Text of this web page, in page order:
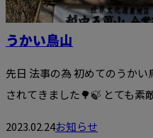
うかい鳥山
先日 法事の為 初めてのうか
されてきました🌳🍃 とても素
2023.02.24お知らせ